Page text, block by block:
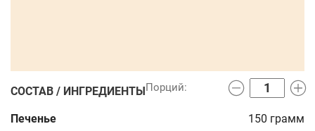
СОСТАВ / ИНГРЕДИЕНТЫ
Печенье 150 грамм